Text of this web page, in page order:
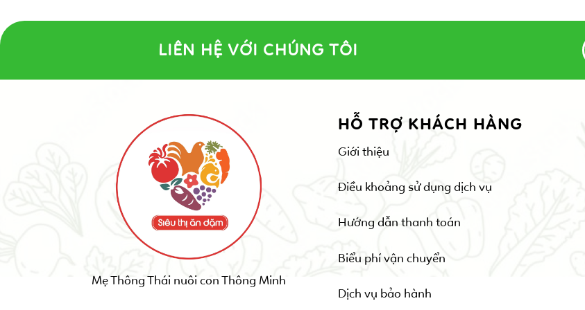
LIÊN HỆ VỚI CHÚNG TÔI
Mẹ Thông Thái nuôi con Thông Minh
HỖ TRỢ KHÁCH HÀNG
Giới thiệu
Điều khoảng sử dụng dịch vụ
Hướng dẫn thanh toán
Biểu phí vận chuyển
Dịch vụ bảo hành